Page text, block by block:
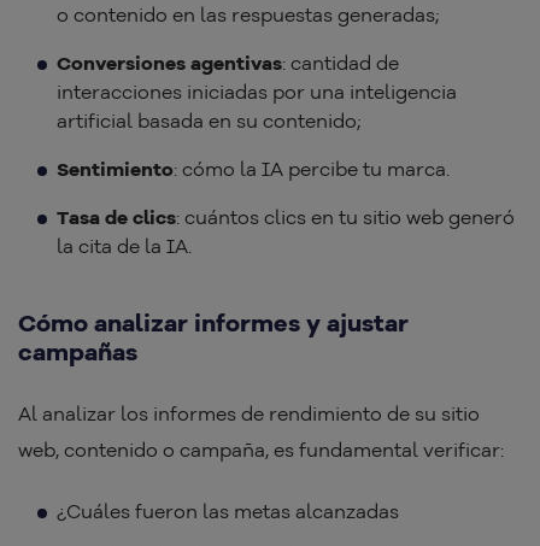
o contenido en las respuestas generadas;
Conversiones agentivas: cantidad de
interacciones iniciadas por una inteligencia
artificial basada en su contenido;
Sentimiento: cómo la IA percibe tu marca.
Tasa de clics: cuántos clics en tu sitio web generó
la cita de la IA.
Cómo analizar informes y ajustar
campañas
Al analizar los informes de rendimiento de su sitio
web, contenido o campaña, es fundamental verificar:
¿Cuáles fueron las metas alcanzadas